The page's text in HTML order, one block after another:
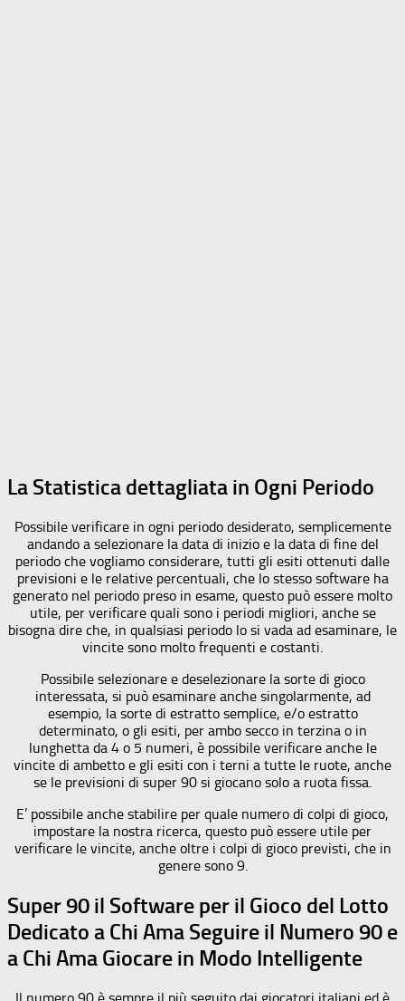
La Statistica dettagliata in Ogni Periodo
Possibile verificare in ogni periodo desiderato, semplicemente
andando a selezionare la data di inizio e la data di fine del
periodo che vogliamo considerare, tutti gli esiti ottenuti dalle
previsioni e le relative percentuali, che lo stesso software ha
generato nel periodo preso in esame, questo può essere molto
utile, per verificare quali sono i periodi migliori, anche se
bisogna dire che, in qualsiasi periodo lo si vada ad esaminare, le
vincite sono molto frequenti e costanti.
Possibile selezionare e deselezionare la sorte di gioco
interessata, si può esaminare anche singolarmente, ad
esempio, la sorte di estratto semplice, e/o estratto
determinato, o gli esiti, per ambo secco in terzina o in
lunghetta da 4 o 5 numeri, è possibile verificare anche le
vincite di ambetto e gli esiti con i terni a tutte le ruote, anche
se le previsioni di super 90 si giocano solo a ruota fissa.
E’ possibile anche stabilire per quale numero di colpi di gioco,
impostare la nostra ricerca, questo può essere utile per
verificare le vincite, anche oltre i colpi di gioco previsti, che in
genere sono 9.
Super 90 il Software per il Gioco del Lotto
Dedicato a Chi Ama Seguire il Numero 90 e
a Chi Ama Giocare in Modo Intelligente